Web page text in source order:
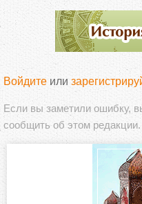
Войдите или
Если вы заметили ошибку,
сообщить об этом редакции.